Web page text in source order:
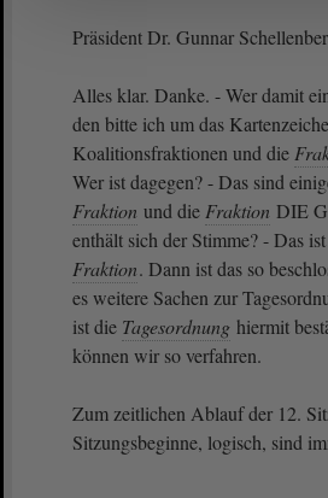
Präsident Dr. Gunnar
Alles klar. Danke. - Wer damit
den bitte ich um das
Koalitionsfraktionen und die
Wer ist dagegen? - Das sind
Fraktion und die Fraktion DIE
enthält sich der Stimme? - Das
Fraktion. Dann ist das so
es weitere Sachen zur
ist die Tagesordnung hiermit
können wir so verfahren.
Zum zeitlichen Ablauf der 12.
Sitzungsbeginne, logisch, sind